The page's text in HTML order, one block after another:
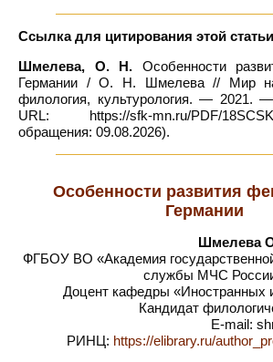
Ссылка для цитирования этой
Шмелева, О. Н. Особенности
Германии / О. Н. Шмелева // Мир
филология, культурология. —
URL: https://sfk-mn.ru/PDF/
обращения: 09.08.2026).
Особенности развития
Германии
Шмелева
ФГБОУ ВО «Академия
службы МЧС
Доцент кафедры «Иностранных
Кандидат
E-mail:
РИНЦ: https://elibrary.ru/